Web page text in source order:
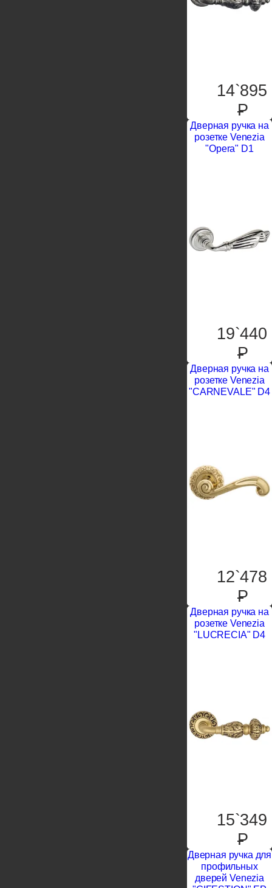
14`895
P
Дверная ручка на
розетке Venezia
"Opera" D1
19`440
P
Дверная ручка на
розетке Venezia
"CARNEVALE" D4
12`478
P
Дверная ручка на
розетке Venezia
"LUCRECIA" D4
15`349
P
Дверная ручка для
профильных
дверей Venezia